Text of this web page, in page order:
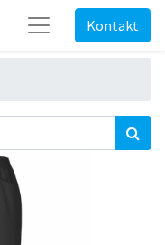
Kontakt